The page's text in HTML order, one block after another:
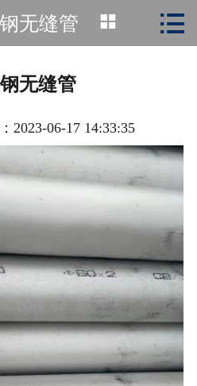
 首页
生产车间
在线留言
联系我们
无缝管  
无缝管
06-17 14:33:35